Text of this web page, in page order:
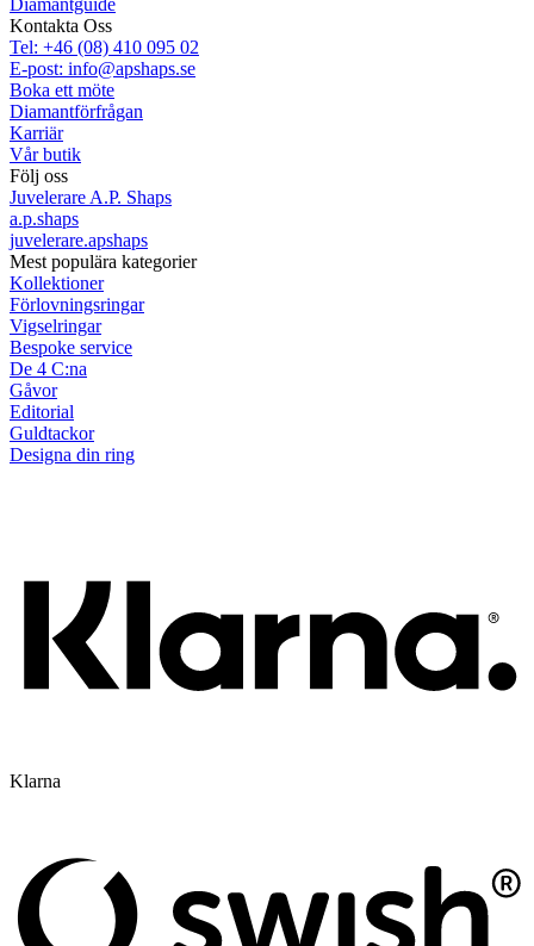
Diamantguide
Kontakta Oss
Tel: +46 (08) 410 095 02
E-post: info@apshaps.se
Boka ett möte
Diamantförfrågan
Karriär
Vår butik
Följ oss
Juvelerare A.P. Shaps
a.p.shaps
juvelerare.apshaps
Mest populära kategorier
Kollektioner
Förlovningsringar
Vigselringar
Bespoke service
De 4 C:na
Gåvor
Editorial
Guldtackor
Designa din ring
Klarna